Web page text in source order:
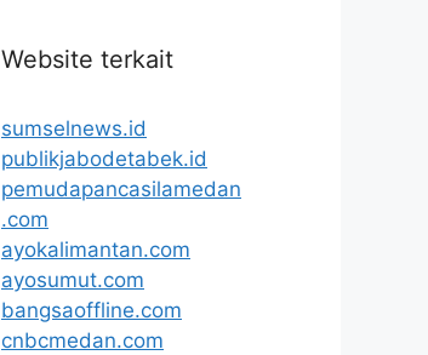
Website terkait
sumselnews.id
publikjabodetabek.id
pemudapancasilamedan
.com
ayokalimantan.com
ayosumut.com
bangsaoffline.com
cnbcmedan.com